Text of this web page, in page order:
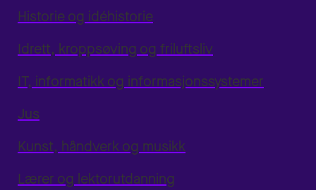
Historie og idéhistorie
Idrett, kroppsøving og friluftsliv
IT, informatikk og informasjonssystemer
Jus
Kunst, håndverk og musikk
Lærer og lektorutdanning